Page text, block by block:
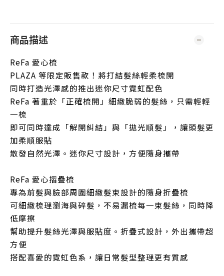
商品描述
ReFa 愛心梳
PLAZA 等限定販售款！將打結髮絲輕柔梳開
同時打造光澤感的推出迷你尺寸霓虹配色
ReFa 著重於「正確梳開」細緻脆弱的髮絲，只需輕輕
一梳
即可同時達成「解開糾結」與「拋光順髮」，讓頭髮更
加柔順服貼
散發自然光澤。迷你尺寸設計，方便隨身攜帶
ReFa 愛心摺疊梳
專為前髮與臉部周圍細緻髮束設計的隨身折疊梳
可細緻梳理瀏海與碎髮，不易漏梳每一束髮絲，同時降
低摩擦
幫助提升髮絲光澤與服貼度。折疊式設計，外出攜帶超
方便
搭配喜愛的霓虹色系，讓日常髮型整理更有質感